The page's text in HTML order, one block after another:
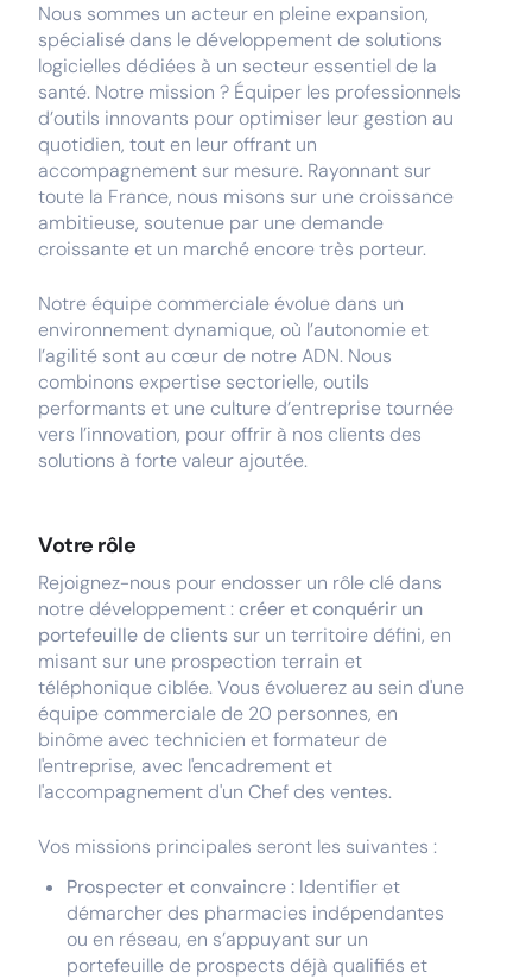
Nous sommes un acteur en pleine expansion,
spécialisé dans le développement de solutions
logicielles dédiées à un secteur essentiel de la
santé. Notre mission ? Équiper les professionnels
d’outils innovants pour optimiser leur gestion au
quotidien, tout en leur offrant un
accompagnement sur mesure. Rayonnant sur
toute la France, nous misons sur une croissance
ambitieuse, soutenue par une demande
croissante et un marché encore très porteur.
Notre équipe commerciale évolue dans un
environnement dynamique, où l’autonomie et
l’agilité sont au cœur de notre ADN. Nous
combinons expertise sectorielle, outils
performants et une culture d’entreprise tournée
vers l’innovation, pour offrir à nos clients des
solutions à forte valeur ajoutée.
Votre rôle
Rejoignez-nous pour endosser un rôle clé dans
notre développement : créer et conquérir un
portefeuille de clients sur un territoire défini, en
misant sur une prospection terrain et
téléphonique ciblée. Vous évoluerez au sein d'une
équipe commerciale de 20 personnes, en
binôme avec technicien et formateur de
l'entreprise, avec l'encadrement et
l'accompagnement d'un Chef des ventes.
Vos missions principales seront les suivantes :
Prospecter et convaincre : Identifier et
démarcher des pharmacies indépendantes
ou en réseau, en s’appuyant sur un
portefeuille de prospects déjà qualifiés et